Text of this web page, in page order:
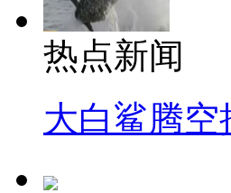
热点新闻
大白鲨腾空